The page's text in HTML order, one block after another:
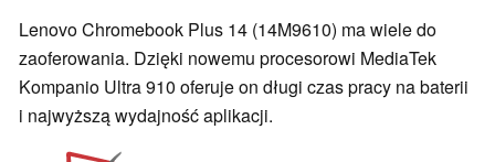
Lenovo Chromebook Plus 14 (14M9610) ma wiele do
zaoferowania. Dzięki nowemu procesorowi MediaTek
Kompanio Ultra 910 oferuje on długi czas pracy na baterii
i najwyższą wydajność aplikacji.